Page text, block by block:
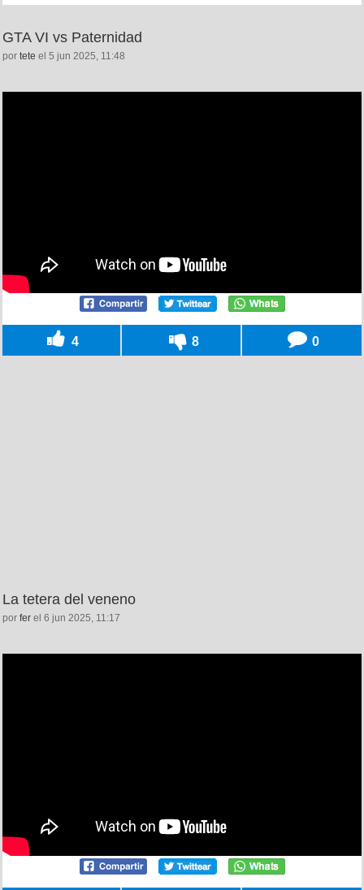
GTA VI vs Paternidad
por tete el 5 jun 2025, 11:48
4 8 0
La tetera del veneno
por fer el 6 jun 2025, 11:17